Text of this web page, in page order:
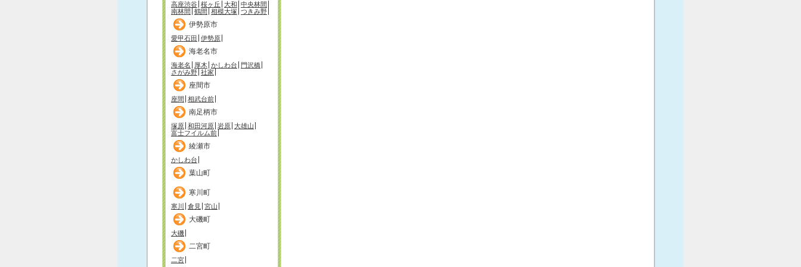
高座渋谷 桜ヶ丘 大和 中央林間
南林間 鶴間 相模大塚 つきみ野
伊勢原市
愛甲石田 伊勢原
海老名市
海老名 厚木 かしわ台
門沢橋
さがみ野 社家
座間市
座間 相武台前
南足柄市
塚原 和田河原 岩原 大雄山
富士フイルム前
綾瀬市
かしわ台
葉山町
寒川町
寒川 倉見 宮山
大磯町
大磯
二宮町
二宮